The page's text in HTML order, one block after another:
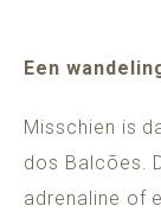
Een
Misschien is
dos Balcões.
adrenaline of